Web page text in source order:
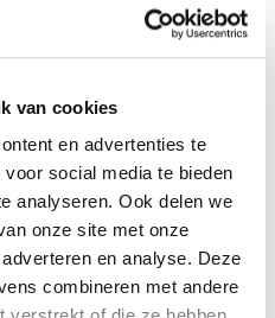
van cookies
en advertenties te
social media te bieden
analyseren. Ook delen we
onze site met onze
en analyse. Deze
combineren met andere
• extra
• onderzoeksformats; •
past goed
waar onderzoek een
Bedrijfseconomie,
Bouwkunde,
Ontwerp en
Praktijkgericht